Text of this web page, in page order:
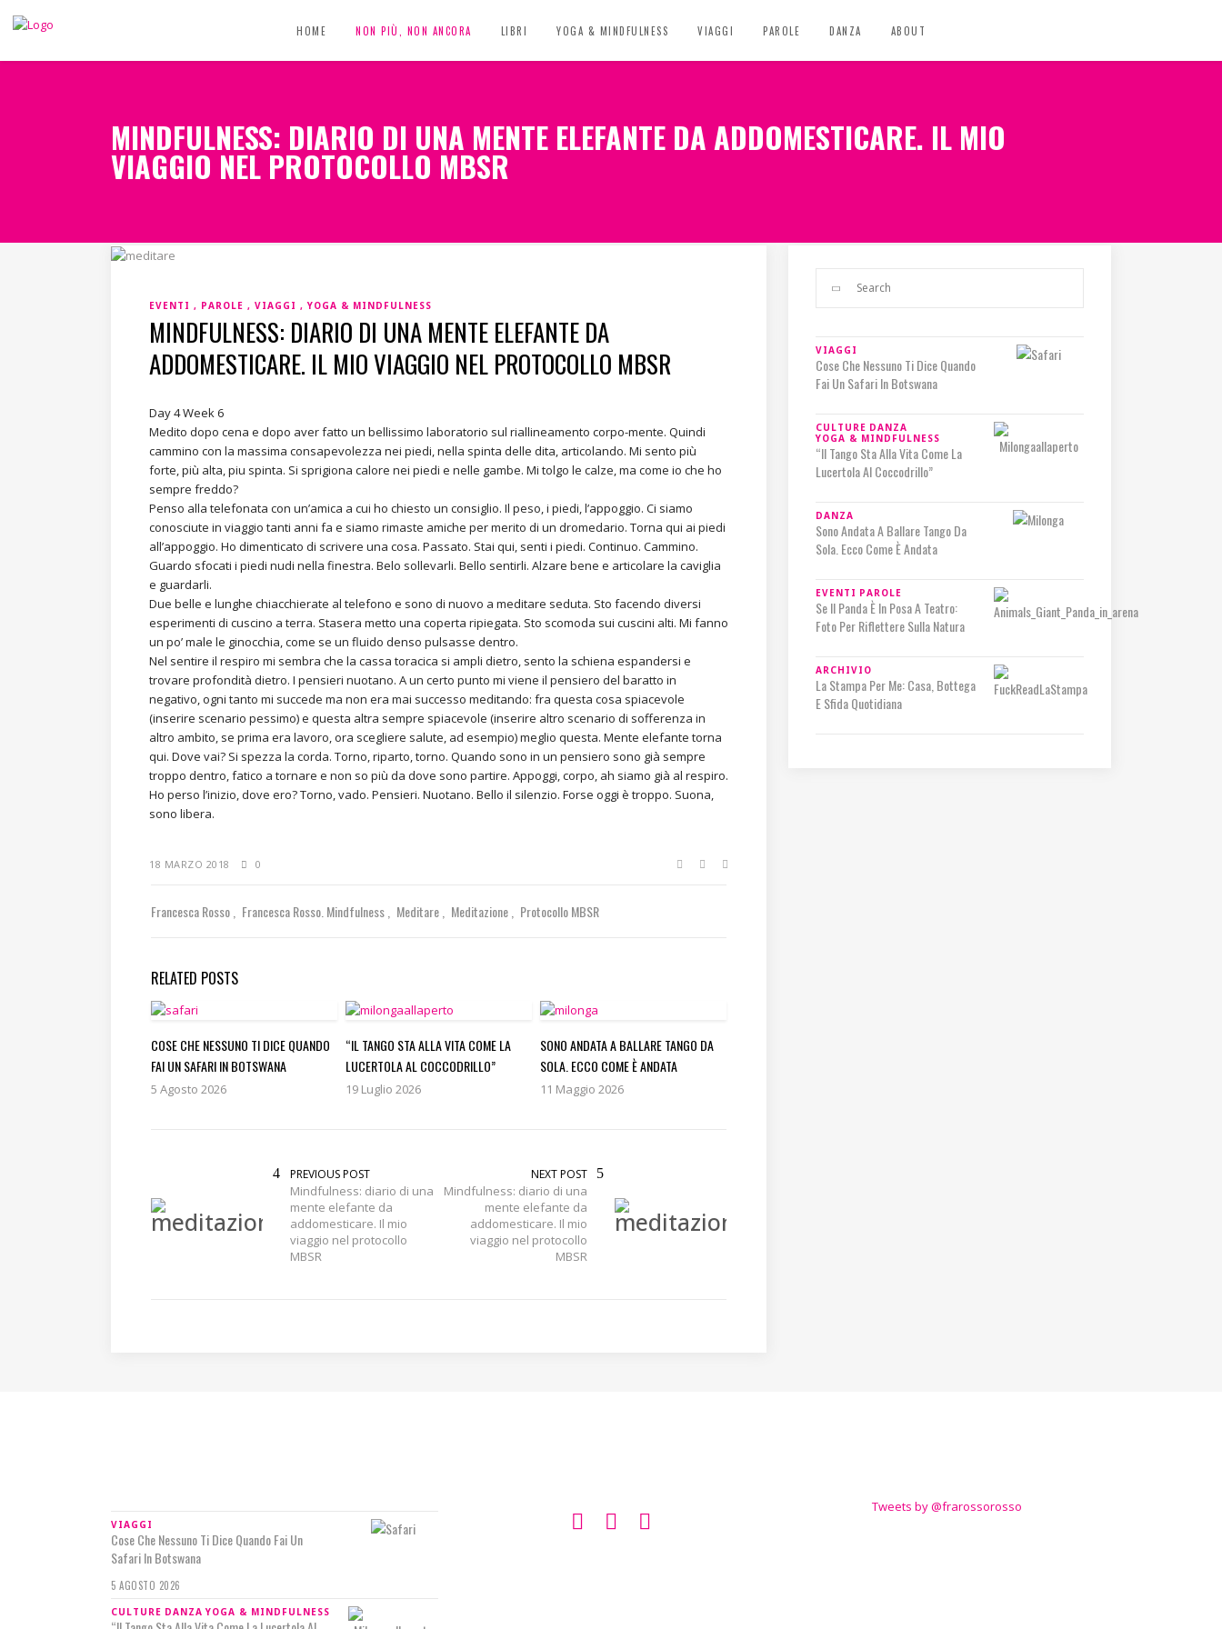
HOME NON PIÙ, NON ANCORA LIBRI YOGA & MINDFULNESS VIAGGI PAROLE DANZA ABOUT
MINDFULNESS: DIARIO DI UNA MENTE ELEFANTE DA ADDOMESTICARE. IL MIO
VIAGGIO NEL PROTOCOLLO MBSR
EVENTI PAROLE VIAGGI YOGA & MINDFULNESS
MINDFULNESS: DIARIO DI UNA MENTE ELEFANTE DA
ADDOMESTICARE. IL MIO VIAGGIO NEL PROTOCOLLO MBSR
Day 4 Week 6
Medito dopo cena e dopo aver fatto un bellissimo laboratorio sul riallineamento corpo-mente. Quindi
cammino con la massima consapevolezza nei piedi, nella spinta delle dita, articolando. Mi sento più
forte, più alta, piu spinta. Si sprigiona calore nei piedi e nelle gambe. Mi tolgo le calze, ma come io che ho
sempre freddo?
Penso alla telefonata con un’amica a cui ho chiesto un consiglio. Il peso, i piedi, l’appoggio. Ci siamo
conosciute in viaggio tanti anni fa e siamo rimaste amiche per merito di un dromedario. Torna qui ai piedi
all’appoggio. Ho dimenticato di scrivere una cosa. Passato. Stai qui, senti i piedi. Continuo. Cammino.
Guardo sfocati i piedi nudi nella finestra. Belo sollevarli. Bello sentirli. Alzare bene e articolare la caviglia
e guardarli.
Due belle e lunghe chiacchierate al telefono e sono di nuovo a meditare seduta. Sto facendo diversi
esperimenti di cuscino a terra. Stasera metto una coperta ripiegata. Sto scomoda sui cuscini alti. Mi fanno
un po’ male le ginocchia, come se un fluido denso pulsasse dentro.
Nel sentire il respiro mi sembra che la cassa toracica si ampli dietro, sento la schiena espandersi e
trovare profondità dietro. I pensieri nuotano. A un certo punto mi viene il pensiero del baratto in
negativo, ogni tanto mi succede ma non era mai successo meditando: fra questa cosa spiacevole
(inserire scenario pessimo) e questa altra sempre spiacevole (inserire altro scenario di sofferenza in
altro ambito, se prima era lavoro, ora scegliere salute, ad esempio) meglio questa. Mente elefante torna
qui. Dove vai? Si spezza la corda. Torno, riparto, torno. Quando sono in un pensiero sono già sempre
troppo dentro, fatico a tornare e non so più da dove sono partire. Appoggi, corpo, ah siamo già al respiro.
Ho perso l’inizio, dove ero? Torno, vado. Pensieri. Nuotano. Bello il silenzio. Forse oggi è troppo. Suona,
sono libera.
18 MARZO 2018 0
Francesca Rosso Francesca Rosso. Mindfulness Meditare Meditazione Protocollo MBSR
RELATED POSTS
COSE CHE NESSUNO TI DICE QUANDO
FAI UN SAFARI IN BOTSWANA
5 Agosto 2026
“IL TANGO STA ALLA VITA COME LA
LUCERTOLA AL COCCODRILLO”
19 Luglio 2026
SONO ANDATA A BALLARE TANGO DA
SOLA. ECCO COME È ANDATA
11 Maggio 2026
PREVIOUS POST
Mindfulness: diario di una
mente elefante da
addomesticare. Il mio
viaggio nel protocollo
MBSR
NEXT POST
Mindfulness: diario di una
mente elefante da
addomesticare. Il mio
viaggio nel protocollo
MBSR
VIAGGI
Cose Che Nessuno Ti Dice Quando
Fai Un Safari In Botswana
CULTURE DANZA
YOGA & MINDFULNESS
“Il Tango Sta Alla Vita Come La
Lucertola Al Coccodrillo”
DANZA
Sono Andata A Ballare Tango Da
Sola. Ecco Come È Andata
EVENTI PAROLE
Se Il Panda È In Posa A Teatro:
Foto Per Riflettere Sulla Natura
ARCHIVIO
La Stampa Per Me: Casa, Bottega
E Sfida Quotidiana
VIAGGI
Cose Che Nessuno Ti Dice Quando Fai Un
Safari In Botswana
5 AGOSTO 2026
CULTURE DANZA YOGA & MINDFULNESS
Tweets by @frarossorosso